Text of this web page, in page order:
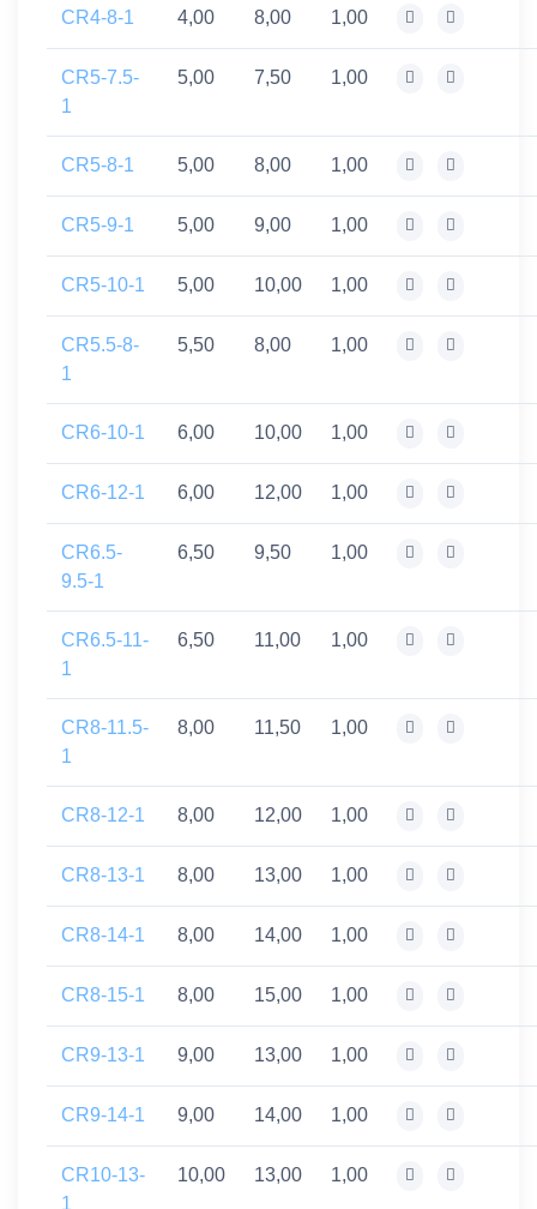
CR4-8-1 4,00 8,00 1,00
CR5-7.5-
1
5,00 7,50 1,00
CR5-8-1 5,00 8,00 1,00
CR5-9-1 5,00 9,00 1,00
CR5-10-1 5,00 10,00 1,00
CR5.5-8-
1
5,50 8,00 1,00
CR6-10-1 6,00 10,00 1,00
CR6-12-1 6,00 12,00 1,00
CR6.5-
9.5-1
6,50 9,50 1,00
CR6.5-11-
1
6,50 11,00 1,00
CR8-11.5-
1
8,00 11,50 1,00
CR8-12-1 8,00 12,00 1,00
CR8-13-1 8,00 13,00 1,00
CR8-14-1 8,00 14,00 1,00
CR8-15-1 8,00 15,00 1,00
CR9-13-1 9,00 13,00 1,00
CR9-14-1 9,00 14,00 1,00
CR10-13-
1
10,00 13,00 1,00